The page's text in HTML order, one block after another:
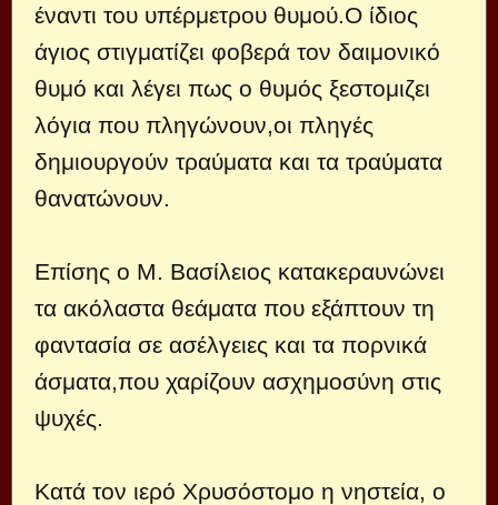
έναντι του υπέρμετρου θυμού.Ο ίδιος
άγιος στιγματίζει φοβερά τον δαιμονικό
θυμό και λέγει πως ο θυμός ξεστομιζει
λόγια που πληγώνουν,οι πληγές
δημιουργούν τραύματα και τα τραύματα
θανατώνουν.
Επίσης ο Μ. Βασίλειος κατακεραυνώνει
τα ακόλαστα θεάματα που εξάπτουν τη
φαντασία σε ασέλγειες και τα πορνικά
άσματα,που χαρίζουν ασχημοσύνη στις
ψυχές.
Κατά τον ιερό Χρυσόστομο η νηστεία, ο